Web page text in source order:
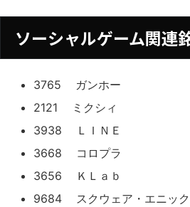
ソーシャルゲーム関
3765 ガンホー
2121 ミクシィ
3938 ＬＩＮＥ
3668 コロプラ
3656 ＫＬａｂ
9684 スクウェア・エニック